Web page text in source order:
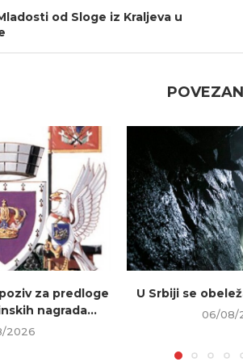
od Sloge iz Kraljeva u
za predloge
nagrada...
2026
U Srbiji se
06/08/